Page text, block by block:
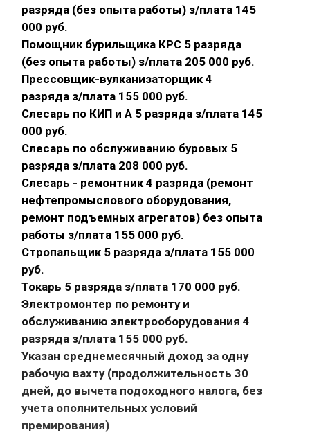
разряда (без опыта работы) з/плата 145
000 руб.
Помощник бурильщика КРС 5 разряда
(без опыта работы) з/плата 205 000 руб.
Прессовщик-вулканизаторщик 4
разряда з/плата 155 000 руб.
Слесарь по КИП и А 5 разряда з/плата 145
000 руб.
Слесарь по обслуживанию буровых 5
разряда з/плата 208 000 руб.
Слесарь - ремонтник 4 разряда (ремонт
нефтепромыслового оборудования,
ремонт подъемных агрегатов) без опыта
работы з/плата 155 000 руб.
Стропальщик 5 разряда з/плата 155 000
руб.
Токарь 5 разряда з/плата 170 000 руб.
Электромонтер по ремонту и
обслуживанию электрооборудования 4
разряда з/плата 155 000 руб.
Указан среднемесячный доход за одну
рабочую вахту (продолжительность 30
дней, до вычета подоходного налога, без
учета ополнительных условий
премирования)